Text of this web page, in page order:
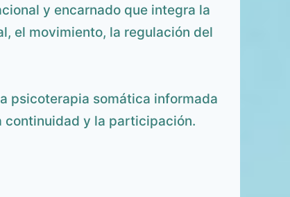
y encarnado que integra la
el movimiento, la regulación del
psicoterapia somática informada
continuidad y la participación.